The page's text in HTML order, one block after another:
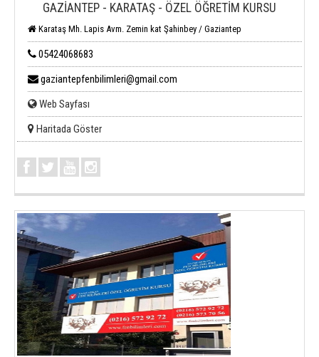
GAZİANTEP - KARATAŞ - ÖZEL ÖĞRETİM KURSU
Karataş Mh. Lapis Avm. Zemin kat Şahinbey / Gaziantep
05424068683
gaziantepfenbilimleri@gmail.com
Web Sayfası
Haritada Göster